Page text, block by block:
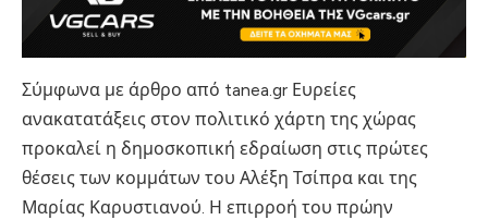
Σύμφωνα με άρθρο από tanea.gr Ευρείες
ανακατατάξεις στον πολιτικό χάρτη της χώρας
προκαλεί η δημοσκοπική εδραίωση στις πρώτες
θέσεις των κομμάτων του Αλέξη Τσίπρα και της
Μαρίας Καρυστιανού. Η επιρροή του πρώην